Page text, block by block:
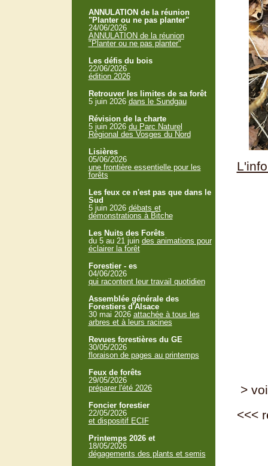
>
<<<
ANNULATION de la réunion
"Planter ou ne pas planter"
24/06/2026
ANNULATION de la réunion
"Planter ou ne pas planter"
Les défis du bois
22/06/2026
édition 2026
Retrouver les limites de sa forêt
5 juin 2026 dans le Sundgau
Révision de la charte
5 juin 2026 du Parc Naturel
Régional des Vosges du Nord
Lisières
05/06/2026
une frontière essentielle pour les
forêts
Les feux ce n'est pas que dans le
Sud
5 juin 2026 débats et
démonstrations à Bitche
Les Nuits des Forêts
du 5 au 21 juin des animations pour
éclairer la forêt
Forestier - es
04/06/2026
qui racontent leur travail quotidien
Assemblée générale des
Forestiers d'Alsace
30 mai 2026 attachée à tous les
arbres et à leurs racines
Revues forestières du GE
30/05/2026
floraison de pages au printemps
Feux de forêts
29/05/2026
préparer l'été 2026
Foncier forestier
22/05/2026
et dispositif ECIF
Printemps 2026 et
18/05/2026
dégagements des plants et semis